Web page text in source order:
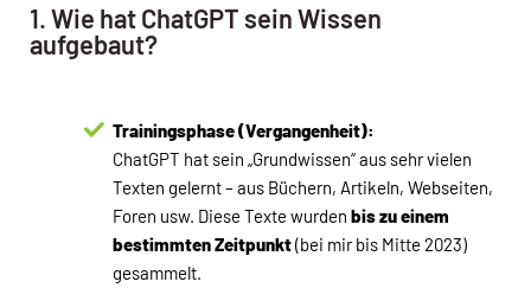
1. Wie hat ChatGPT sein Wissen
aufgebaut?
Trainingsphase (Vergangenheit):
ChatGPT hat sein „Grundwissen“ aus sehr vielen
Texten gelernt – aus Büchern, Artikeln, Webseiten,
Foren usw. Diese Texte wurden bis zu einem
bestimmten Zeitpunkt(bei mir bis Mitte 2023)
gesammelt.